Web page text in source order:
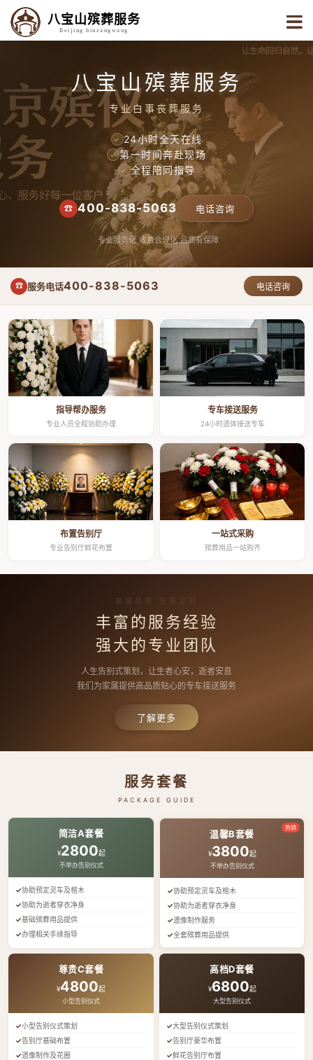
八宝山殡葬服务
Beijing binzangwang
八宝山殡葬服务
专业白事丧葬服务
✓ 24小时全天在线
✓ 第一时间奔赴现场
✓ 全程陪同指导
☎ 400-838-5063 电话咨询
专业服务化 收费合理化 品质有保障
☎ 服务电话400-838-5063 电话咨询
指导帮办服务
专业人员全程协助办理
专车接送服务
24小时遗体接送专车
布置告别厅
专业告别厅鲜花布置
一站式采购
殡葬用品一站购齐
高端品质 按需定制
丰富的服务经验
强大的专业团队
人生告别式策划，让生者心安，逝者安息
我们为家属提供高品质贴心的专车接送服务
了解更多
服务套餐
PACKAGE GUIDE
简洁A套餐
¥2800起
不举办告别仪式
协助预定灵车及棺木
协助为逝者穿衣净身
基础殡葬用品提供
办理相关手续指导
热销
温馨B套餐
¥3800起
不举办告别仪式
协助预定灵车及棺木
协助为逝者穿衣净身
遗像制作服务
全套殡葬用品提供
尊贵C套餐
¥4800起
小型告别仪式
小型告别仪式策划
告别厅基础布置
遗像制作及花圈
高档D套餐
¥6800起
大型告别仪式
大型告别仪式策划
告别厅豪华布置
鲜花告别厅布置